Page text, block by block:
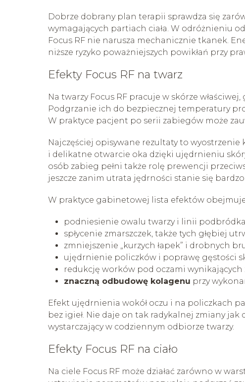
Dobrze dobrany plan terapii sprawdza się
wymagających partiach ciała. W odróżnieniu
Focus RF nie narusza mechanicznie tkanek.
niższe ryzyko poważniejszych powikłań przy
Efekty Focus RF na twarz
Na twarzy Focus RF pracuje w skórze
Podgrzanie ich do bezpiecznej temperatury
W praktyce pacjent po serii zabiegów może
Najczęściej opisywane rezultaty to
i delikatne otwarcie oka dzięki ujędrnieniu
osób zabieg pełni także rolę prewencji
jeszcze zanim utrata jędrności stanie się bardzo
W praktyce gabinetowej lista efektów
podniesienie owalu twarzy i linii
spłycenie zmarszczek, także tych głębiej
zmniejszenie „kurzych łapek” i drobnych
ujędrnienie policzków i poprawę gęstości
redukcję worków pod oczami wynikających
znaczną odbudowę kolagenu przy
Efekt ujędrnienia wokół oczu i na policzkach
bez igieł. Nie daje on tak radykalnej zmiany
wystarczający w codziennym odbiorze twarzy.
Efekty Focus RF na ciało
Na ciele Focus RF może działać zarówno w